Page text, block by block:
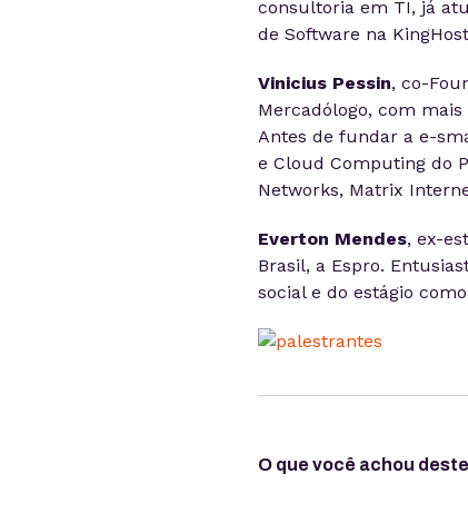
consultoria em TI, já
de Software na
Vinicius Pessin, co-
Mercadólogo, com
Antes de fundar a e-
e Cloud Computing do
Networks, Matrix
Everton Mendes, ex-
Brasil, a Espro.
social e do estágio
O que você achou